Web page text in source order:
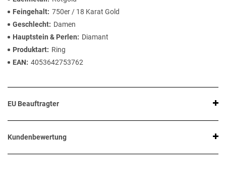
Feingehalt 750er / 18 Karat Gold
Geschlecht
Damen
Hauptstein & Perlen
Diamant
Produktart
Ring
EAN
4053642753762
EU Beauftragter
Kundenbewertung